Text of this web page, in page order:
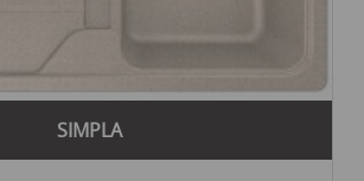
коллекций Teka:
яркие цвета, современный дизайн,
SIMPLA